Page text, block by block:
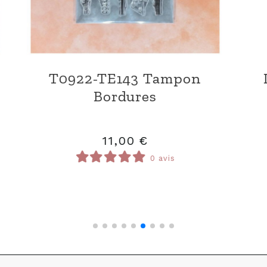
D0922-AN21 Die Animaux
de la forêt
11,00